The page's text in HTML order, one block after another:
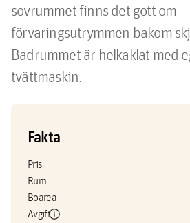
sovrummet finns det gott om
förvaringsutrymmen bakom
Badrummet är helkaklat med
tvättmaskin.
Fakta
Pris
Rum
Boarea
Avgiftinfo